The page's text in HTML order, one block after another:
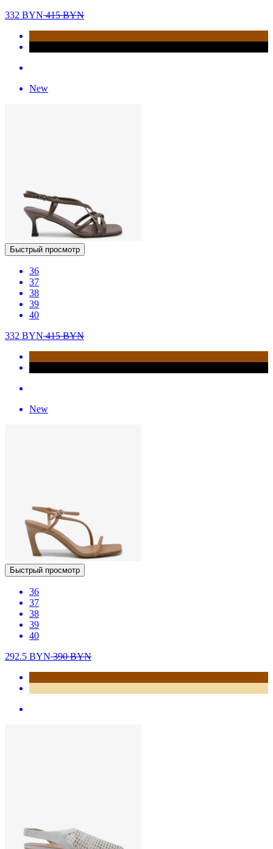
332 BYN415BYN
New
Быстрый просмотр
36
37
38
39
40
332 BYN415BYN
New
Быстрый просмотр
36
37
38
39
40
292.5 BYN390BYN